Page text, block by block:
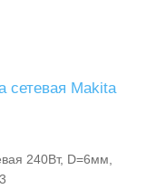
Makita
240Вт, D=6мм,